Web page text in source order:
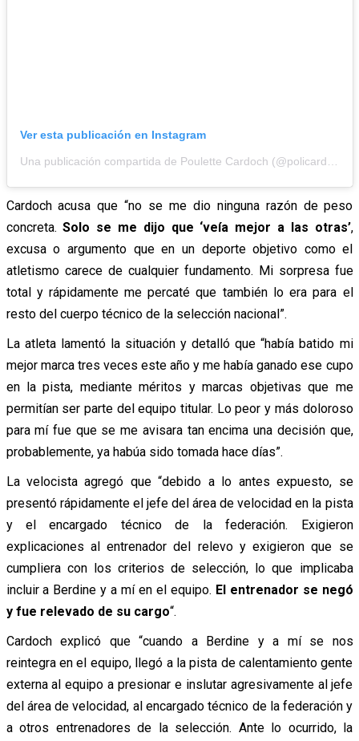
Ver esta publicación en Instagram
Cardoch acusa que “no se me dio ninguna razón de peso
concreta.Solo se me dijo que ‘veía mejor a las otras’,
excusa o argumento que en un deporte objetivo como el
atletismo carece de cualquier fundamento. Mi sorpresa fue
total y rápidamente me percaté que también lo era para el
resto del cuerpo técnico de la selección nacional”.
La atleta lamentó la situación y detalló que “había batido mi
mejor marca tres veces este año y me había ganado ese cupo
en la pista, mediante méritos y marcas objetivas que me
permitían ser parte del equipo titular. Lo peor y más doloroso
para mí fue que se me avisara tan encima una decisión que,
probablemente, ya habúa sido tomada hace días”.
La velocista agregó que “debido a lo antes expuesto, se
presentó rápidamente el jefe del área de velocidad en la pista
y el encargado técnico de la federación. Exigieron
explicaciones al entrenador del relevo y exigieron que se
cumpliera con los criterios de selección, lo que implicaba
incluir a Berdine y a mí en el equipo. El entrenador se negó
y fue relevado de su cargo“.
Cardoch explicó que “cuando a Berdine y a mí se nos
reintegra en el equipo, llegó a la pista de calentamiento gente
externa al equipo a presionar e inslutar agresivamente al jefe
del área de velocidad, al encargado técnico de la federación y
a otros entrenadores de la selección. Ante lo ocurrido, la